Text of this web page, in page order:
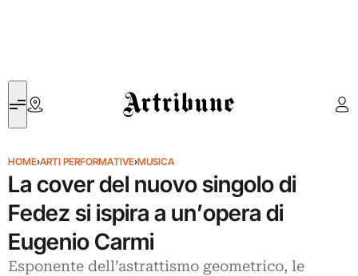
Artribune
HOME›ARTI PERFORMATIVE›MUSICA
La cover del nuovo singolo di
Fedez si ispira a un’opera di
Eugenio Carmi
Esponente dell’astrattismo geometrico, le